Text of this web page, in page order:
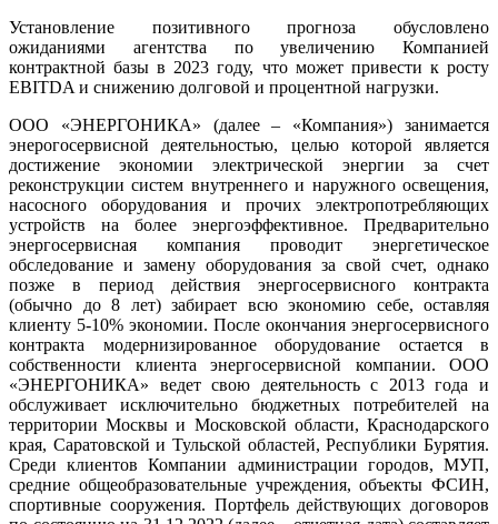
Установление позитивного прогноза обусловлено
ожиданиями агентства по увеличению Компанией
контрактной базы в 2023 году, что может привести к росту
EBITDA и снижению долговой и процентной нагрузки.
ООО «ЭНЕРГОНИКА» (далее – «Компания») занимается
энерогосервисной деятельностью, целью которой является
достижение экономии электрической энергии за счет
реконструкции систем внутреннего и наружного освещения,
насосного оборудования и прочих электропотребляющих
устройств на более энергоэффективное. Предварительно
энергосервисная компания проводит энергетическое
обследование и замену оборудования за свой счет, однако
позже в период действия энергосервисного контракта
(обычно до 8 лет) забирает всю экономию себе, оставляя
клиенту 5-10% экономии. После окончания энергосервисного
контракта модернизированное оборудование остается в
собственности клиента энергосервисной компании. ООО
«ЭНЕРГОНИКА» ведет свою деятельность с 2013 года и
обслуживает исключительно бюджетных потребителей на
территории Москвы и Московской области, Краснодарского
края, Саратовской и Тульской областей, Республики Бурятия.
Среди клиентов Компании администрации городов, МУП,
средние общеобразовательные учреждения, объекты ФСИН,
спортивные сооружения. Портфель действующих договоров